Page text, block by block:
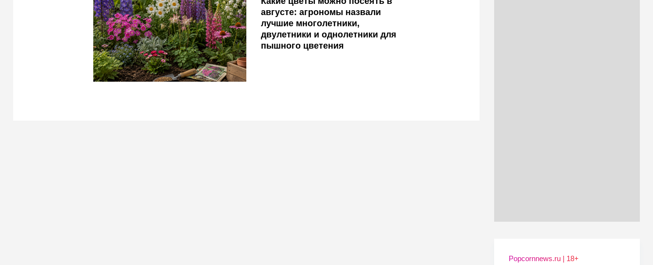
августе: агрономы назвали
лучшие многолетники,
двулетники и однолетники для
пышного цветения
Popcornnews.ru | 18+